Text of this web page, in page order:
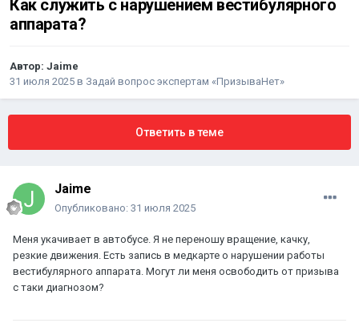
Как служить с нарушением вестибулярного
аппарата?
Автор: Jaime
31 июля 2025 в Задай вопрос экспертам «ПризываНет»
Ответить в теме
Jaime
Опубликовано: 31 июля 2025
Меня укачивает в автобусе. Я не переношу вращение, качку,
резкие движения. Есть запись в медкарте о нарушении работы
вестибулярного аппарата. Могут ли меня освободить от призыва
с таки диагнозом?